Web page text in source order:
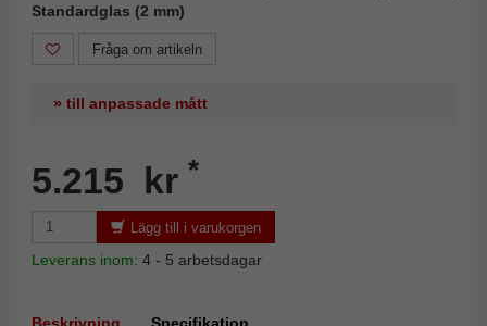
Standardglas (2 mm)
Fråga om artikeln
» till anpassade mått
5.215 kr *
Lägg till i varukorgen
Leverans inom: 4 - 5 arbetsdagar
Beskrivning Specifikation